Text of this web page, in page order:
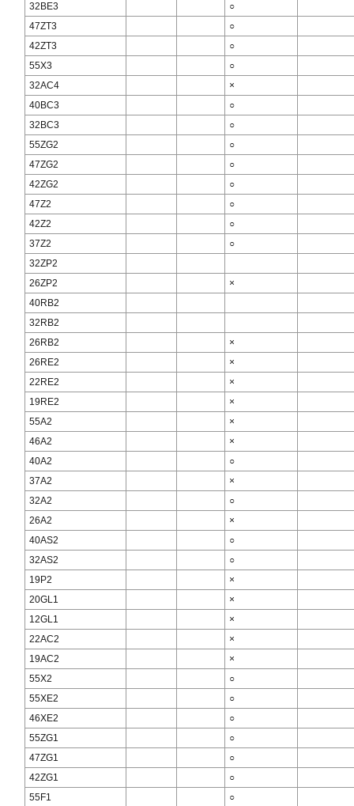
32BE3
○
47ZT3
○
42ZT3
○
55X3
○
32AC4
×
40BC3
○
32BC3
○
55ZG2
○
47ZG2
○
42ZG2
○
47Z2
○
42Z2
○
37Z2
○
32ZP2
26ZP2
×
40RB2
32RB2
26RB2
×
26RE2
×
22RE2
×
19RE2
×
55A2
×
46A2
×
40A2
○
37A2
×
32A2
○
26A2
×
40AS2
○
32AS2
○
19P2
×
20GL1
×
12GL1
×
22AC2
×
19AC2
×
55X2
○
55XE2
○
46XE2
○
55ZG1
○
47ZG1
○
42ZG1
○
55F1
○